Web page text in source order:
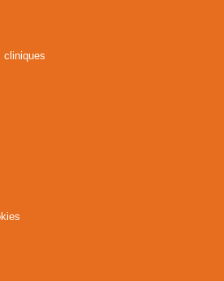
cliniques